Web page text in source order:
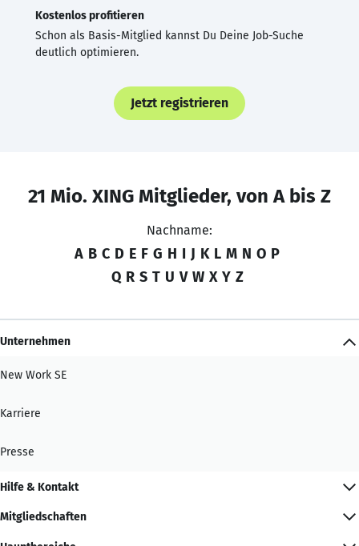
Kostenlos profitieren
Schon als Basis-Mitglied kannst Du Deine Job-Suche
deutlich optimieren.
Jetzt registrieren
21 Mio. XING Mitglieder, von A bis Z
Nachname:
A B C D E F G H I J K L M N O P
Q R S T U V W X Y Z
Unternehmen
New Work SE
Karriere
Presse
Hilfe & Kontakt
Mitgliedschaften